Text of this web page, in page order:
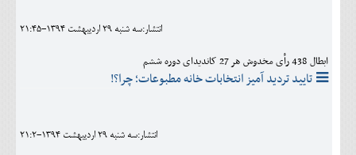
انتشار:سه شنبه 29 ارديبهشت 1394-21:45
ابطال 438 رأی مخدوش هر 27 کاندیدای دوره ششم
تایید تردید آمیز انتخابات خانه مطبوعات؛ چرا؟!
انتشار:سه شنبه 29 ارديبهشت 1394-21:2